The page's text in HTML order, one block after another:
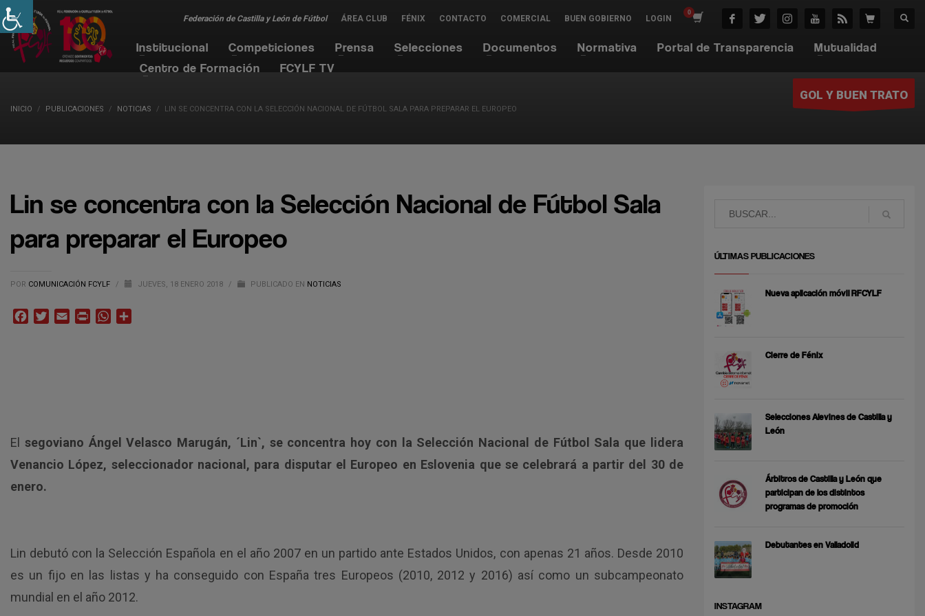
Federación de Castilla y León de Fútbol ÁREA CLUB FÉNIX CONTACTO COMERCIAL BUEN GOBIERNO LOGIN
Institucional Competiciones Prensa Selecciones Documentos Normativa Portal de Transparencia
Mutualidad
Centro de Formación
FCYLF TV
GOL Y BUEN TRATO
INICIO PUBLICACIONES NOTICIAS LIN SE CONCENTRA CON LA SELECCIÓN NACIONAL DE FÚTBOL SALA PARA PREPARAR EL EUROPEO
Lin se concentra con la Selección Nacional de Fútbol Sala
para preparar el Europeo
POR COMUNICACIÓN FCYLF / JUEVES, 18 ENERO 2018 / PUBLICADO EN NOTICIAS
FacebookTwitterEmail Print WhatsApp
El segoviano Ángel Velasco Marugán, ´Lin`, se concentra hoy con la Selección Nacional de Fútbol Sala que lidera
Venancio López, seleccionador nacional, para disputar el Europeo en Eslovenia que se celebrará a partir del 30 de
enero.
Lin debutó con la Selección Española en el año 2007 en un partido ante Estados Unidos, con apenas 21 años. Desde 2010
es un fijo en las listas y ha conseguido con España tres Europeos (2010, 2012 y 2016) así como un subcampeonato
mundial en el año 2012.
ÚLTIMAS PUBLICACIONES
Nueva aplicación móvil RFCYLF
Cierre de Fénix
Selecciones Alevines de Castilla y
León
Árbitros de Castilla y León que
participan de los distintos
programas de promoción
Debutantes en Valladolid
INSTAGRAM